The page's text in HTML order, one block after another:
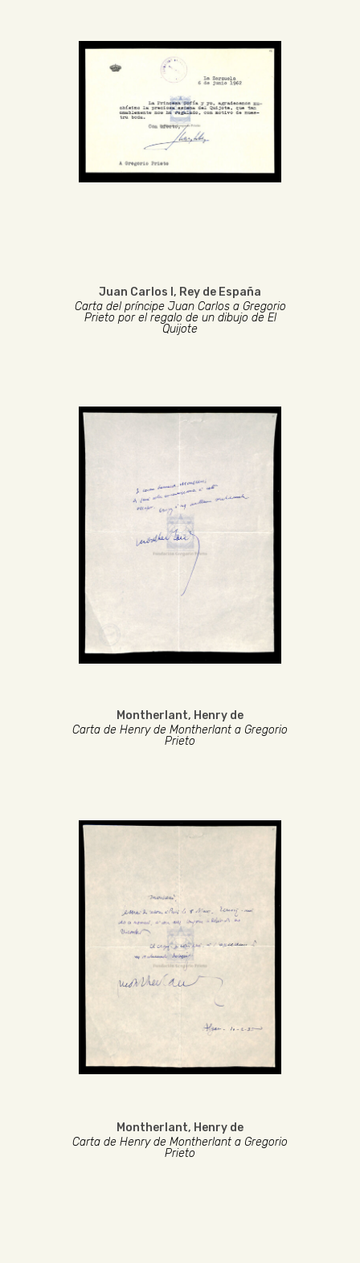
Juan Carlos I, Rey de España
Carta del príncipe Juan Carlos a Gregorio
Prieto por el regalo de un dibujo de El
Quijote
Montherlant, Henry de
Carta de Henry de Montherlant a Gregorio
Prieto
Montherlant, Henry de
Carta de Henry de Montherlant a Gregorio
Prieto